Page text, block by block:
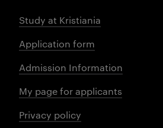
Study at Kristiania
Application form
Admission Information
My page for applicants
Privacy policy